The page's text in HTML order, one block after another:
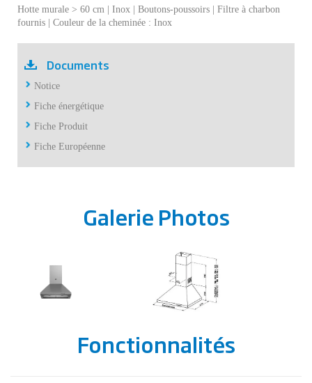
Hotte murale > 60 cm | Inox | Boutons-poussoirs | Filtre à charbon
fournis | Couleur de la cheminée : Inox
Documents
Notice
Fiche énergétique
Fiche Produit
Fiche Européenne
Galerie Photos
Fonctionnalités